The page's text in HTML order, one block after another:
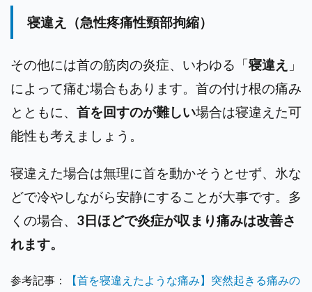
寝違え（急性疼痛性頸部拘縮）
その他には首の筋肉の炎症、いわゆる「寝違え 」
によって痛む場合もあります。首の付け根の痛み
とともに、 首を回すのが難しい場合は寝違えた可
能性も考えましょう。
寝違えた場合は無理に首を動かそうとせず、氷な
どで冷やしながら安静にすることが大事です。 多
くの場合、 3日ほどで炎症が収まり痛みは改善さ
れます。
参考記事：
【首を寝違えたような痛み】突然起きる痛みの